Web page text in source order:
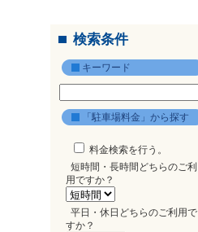
検索条件
キーワード
「駐車場料金」から探す
料金検索を行う。
短時間・長時間どちらのご利
用ですか？
平日・休日どちらのご利用で
すか？